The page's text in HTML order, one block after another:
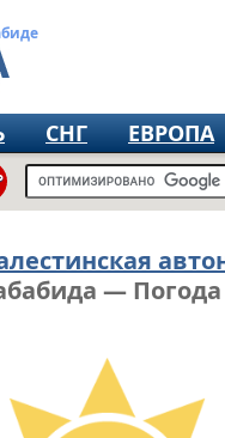
СНГ ЕВРОПА
— Погода